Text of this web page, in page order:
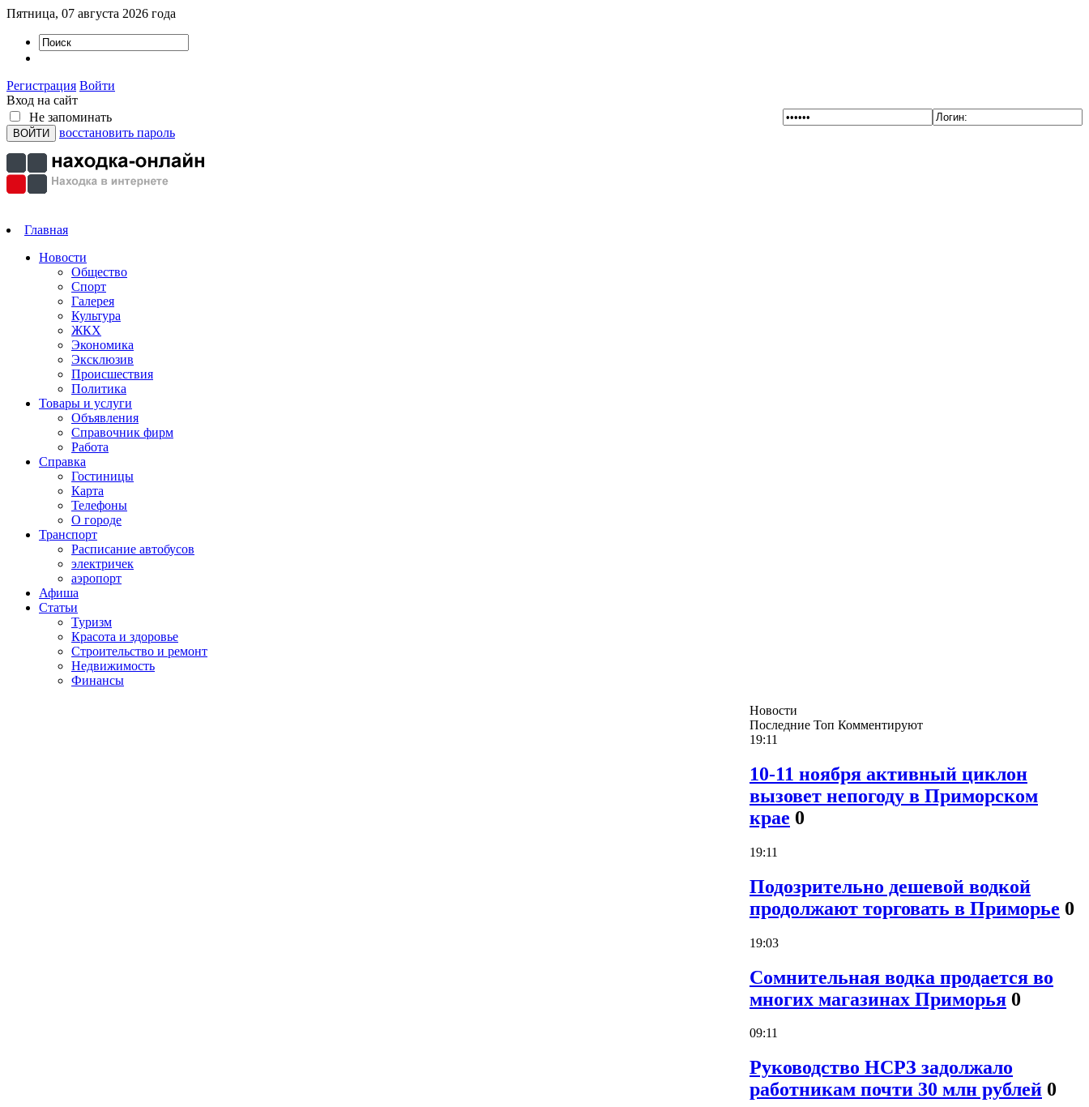
Пятница, 07 августа 2026 года
Регистрация Войти
Вход на сайт
Не запоминать
восстановить пароль
Главная
Новости
Общество
Спорт
Галерея
Культура
ЖКХ
Экономика
Эксклюзив
Проиcшествия
Политика
Товары и услуги
Объявления
Справочник фирм
Работа
Справка
Гостиницы
Карта
Телефоны
О городе
Транспорт
Расписание автобусов
электричек
аэропорт
Афиша
Статьи
Туризм
Красота и здоровье
Строительство и ремонт
Недвижимость
Финансы
Новости
Последние Топ Комментируют
19:11
10-11 ноября активный циклон
вызовет непогоду в Приморском
крае 0
19:11
Подозрительно дешевой водкой
продолжают торговать в Приморье 0
19:03
Сомнительная водка продается во
многих магазинах Приморья 0
09:11
Руководство НСРЗ задолжало
работникам почти 30 млн рублей 0